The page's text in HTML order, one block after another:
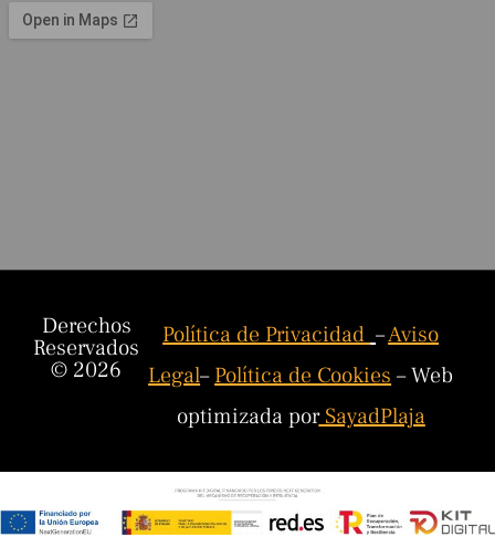
Derechos
Reservados
© 2026
Política de Privacidad–Aviso
Legal–Política de Cookies– Web
optimizada porSayadPlaja